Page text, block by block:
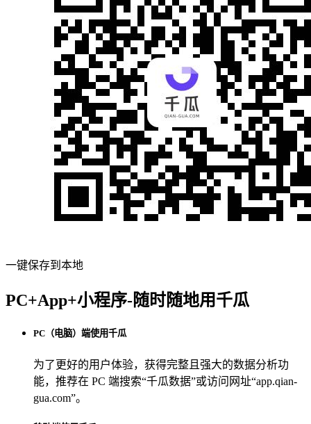
一键保存到本地
PC+App+小程序-随时随地用千瓜
PC（电脑）端使用千瓜
为了更好的用户体验，获得完整且强大的数据分析功
能，推荐在 PC 端搜索“千瓜数据”或访问网址“app.qian-
gua.com”。